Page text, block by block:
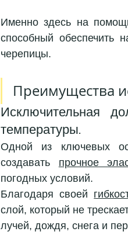
Именно здесь на
способный обеспечить
черепицы.
Преимущества
Исключительная
температуры.
Одной из ключевых
создавать прочное
погодных условий.
Благодаря своей
слой, который не
лучей, дождя, снега и